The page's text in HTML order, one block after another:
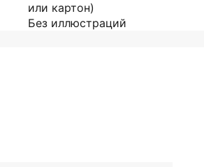
или картон)
Без иллюстраций